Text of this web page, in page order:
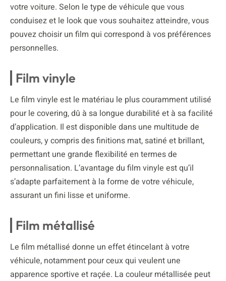
votre voiture. Selon le type de véhicule que vous
conduisez et le look que vous souhaitez atteindre, vous
pouvez choisir un film qui correspond à vos préférences
personnelles.
Film vinyle
Le film vinyle est le matériau le plus couramment utilisé
pour le covering, dû à sa longue durabilité et à sa facilité
d’application. Il est disponible dans une multitude de
couleurs, y compris des finitions mat, satiné et brillant,
permettant une grande flexibilité en termes de
personnalisation. L’avantage du film vinyle est qu’il
s’adapte parfaitement à la forme de votre véhicule,
assurant un fini lisse et uniforme.
Film métallisé
Le film métallisé donne un effet étincelant à votre
véhicule, notamment pour ceux qui veulent une
apparence sportive et raçée. La couleur métallisée peut